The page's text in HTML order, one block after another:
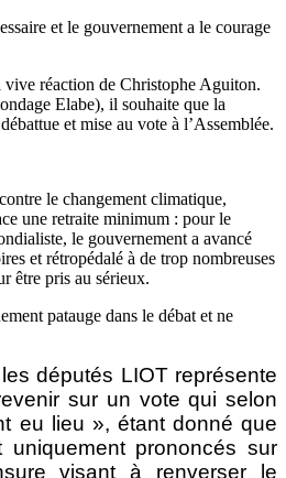
et le gouvernement a le courage
réaction de Christophe Aguiton.
Elabe), il souhaite que la
et mise au vote à l’Assemblée.
le changement climatique,
une retraite minimum : pour le
le gouvernement a avancé
et rétropédalé à de trop nombreuses
être pris au sérieux.
patauge dans le débat et ne
députés LIOT représente
sur un vote qui selon
eu lieu », étant donné que
prononcés sur
visant à renverser le